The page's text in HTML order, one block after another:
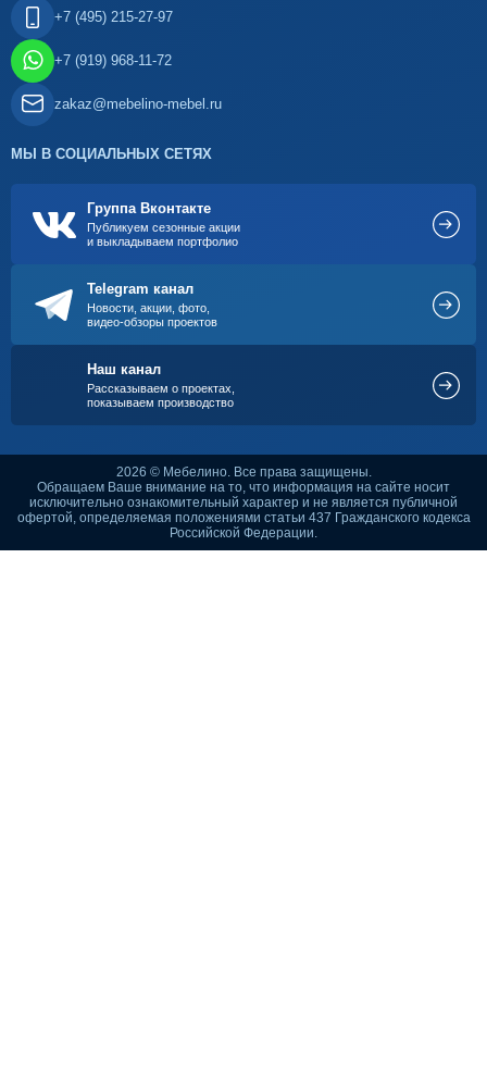
+7 (495) 215-27-97
+7 (919) 968-11-72
zakaz@mebelino-mebel.ru
МЫ В СОЦИАЛЬНЫХ СЕТЯХ
Группа Вконтакте
Публикуем сезонные акции
и выкладываем портфолио
Telegram канал
Новости, акции, фото,
видео-обзоры проектов
Наш канал
Рассказываем о проектах,
показываем производство
2026 © Мебелино. Все права защищены.
Обращаем Ваше внимание на то, что информация на сайте носит
исключительно ознакомительный характер и не является публичной
офертой, определяемая положениями статьи 437 Гражданского кодекса
Российской Федерации.